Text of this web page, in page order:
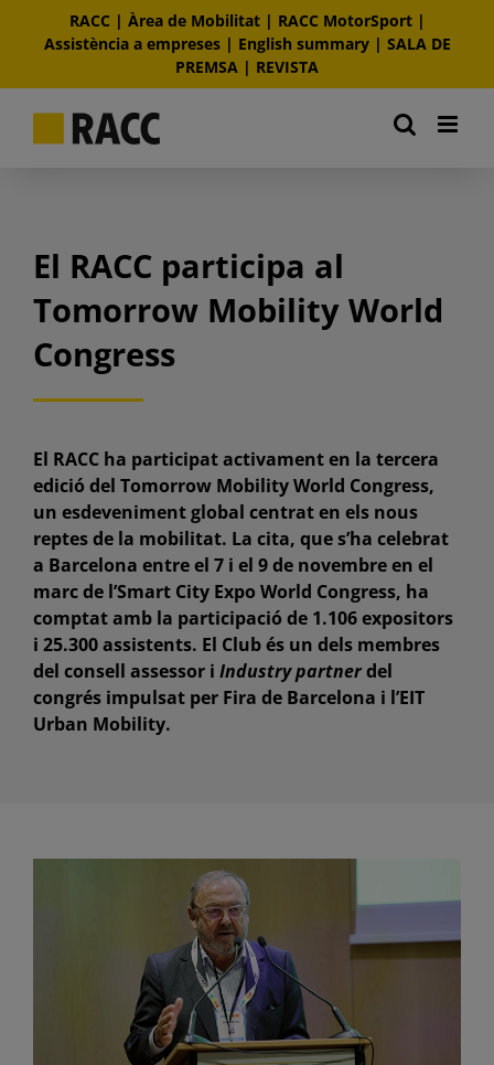
RACC | Àrea de Mobilitat| RACC MotorSport|
Assistència a empreses| English summary| SALA DE
PREMSA | REVISTA
El RACC participa al
Tomorrow Mobility World
Congress
El RACC ha participat activament en la tercera
edició del Tomorrow Mobility World Congress,
un esdeveniment global centrat en els nous
reptes de la mobilitat. La cita, que s’ha celebrat
a Barcelona entre el 7 i el 9 de novembre en el
marc de l’Smart City Expo World Congress, ha
comptat amb la participació de 1.106 expositors
i 25.300 assistents. El Club és un dels membres
del consell assessor i Industry partnerdel
congrés impulsat per Fira de Barcelona i l’EIT
Urban Mobility.